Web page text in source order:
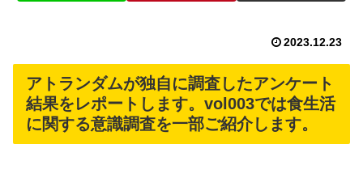
2023.12.23
アトランダムが独自に調査したアンケート
結果をレポートします。vol003では食生活
に関する意識調査を一部ご紹介します。